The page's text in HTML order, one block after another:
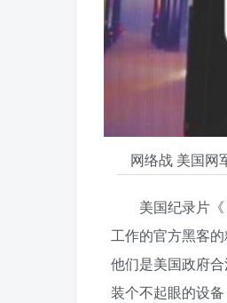
网络战 美国网
美国纪录片
工作的官方黑客
他们是美国政府
装个不起眼的设